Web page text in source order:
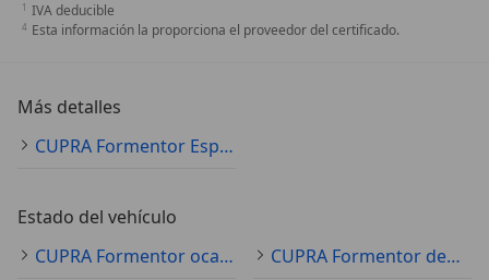
IVA deducible
Esta información la proporciona el proveedor del certificado.
Más detalles
CUPRA Formentor Especificaciones técnicas
Estado del vehículo
CUPRA Formentor ocasión
CUPRA Formentor demostración